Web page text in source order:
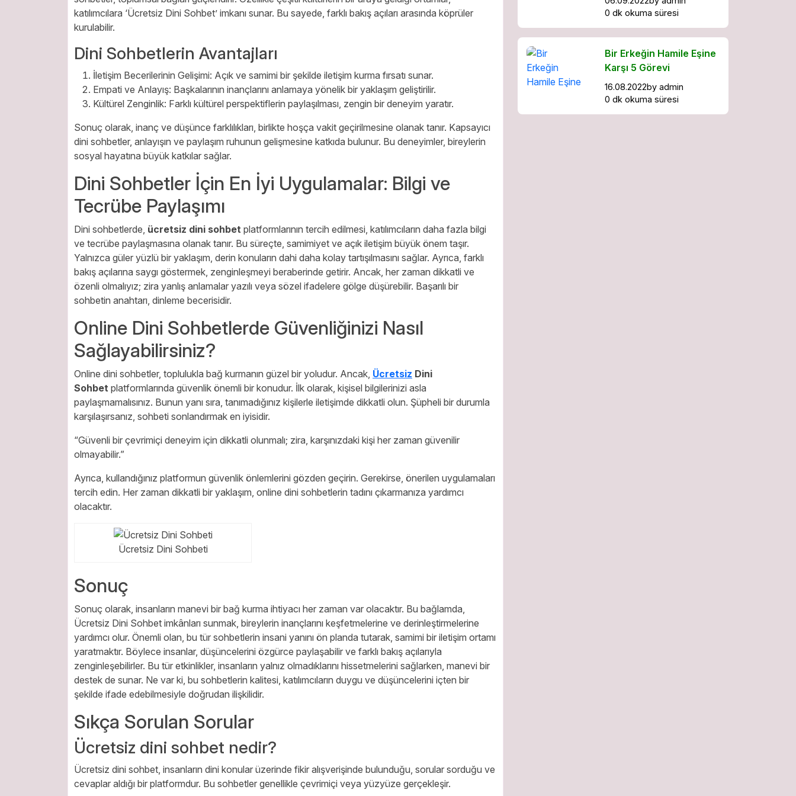
katılımcılara ‘Ücretsiz Dini Sohbet’ imkanı sunar. Bu sayede, farklı bakış açıları arasında köprüler
kurulabilir.
Dini Sohbetlerin Avantajları
İletişim Becerilerinin Gelişimi: Açık ve samimi bir şekilde iletişim kurma fırsatı sunar.
Empati ve Anlayış: Başkalarının inançlarını anlamaya yönelik bir yaklaşım geliştirilir.
Kültürel Zenginlik: Farklı kültürel perspektiflerin paylaşılması, zengin bir deneyim yaratır.
Sonuç olarak, inanç ve düşünce farklılıkları, birlikte hoşça vakit geçirilmesine olanak tanır. Kapsayıcı
dini sohbetler, anlayışın ve paylaşım ruhunun gelişmesine katkıda bulunur. Bu deneyimler, bireylerin
sosyal hayatına büyük katkılar sağlar.
Dini Sohbetler İçin En İyi Uygulamalar: Bilgi ve
Tecrübe Paylaşımı
Dini sohbetlerde, ücretsiz dini sohbet platformlarının tercih edilmesi, katılımcıların daha fazla bilgi
ve tecrübe paylaşmasına olanak tanır. Bu süreçte, samimiyet ve açık iletişim büyük önem taşır.
Yalnızca güler yüzlü bir yaklaşım, derin konuların dahi daha kolay tartışılmasını sağlar. Ayrıca, farklı
bakış açılarına saygı göstermek, zenginleşmeyi beraberinde getirir. Ancak, her zaman dikkatli ve
özenli olmalıyız; zira yanlış anlamalar yazılı veya sözel ifadelere gölge düşürebilir. Başarılı bir
sohbetin anahtarı, dinleme becerisidir.
Online Dini Sohbetlerde Güvenliğinizi Nasıl
Sağlayabilirsiniz?
Online dini sohbetler, toplulukla bağ kurmanın güzel bir yoludur. Ancak, Ücretsiz Dini
Sohbet platformlarında güvenlik önemli bir konudur. İlk olarak, kişisel bilgilerinizi asla
paylaşmamalısınız. Bunun yanı sıra, tanımadığınız kişilerle iletişimde dikkatli olun. Şüpheli bir durumla
karşılaşırsanız, sohbeti sonlandırmak en iyisidir.
“Güvenli bir çevrimiçi deneyim için dikkatli olunmalı; zira, karşınızdaki kişi her zaman güvenilir
olmayabilir.”
Ayrıca, kullandığınız platformun güvenlik önlemlerini gözden geçirin. Gerekirse, önerilen uygulamaları
tercih edin. Her zaman dikkatli bir yaklaşım, online dini sohbetlerin tadını çıkarmanıza yardımcı
olacaktır.
Ücretsiz Dini Sohbeti
Sonuç
Sonuç olarak, insanların manevi bir bağ kurma ihtiyacı her zaman var olacaktır. Bu bağlamda,
Ücretsiz Dini Sohbet imkânları sunmak, bireylerin inançlarını keşfetmelerine ve derinleştirmelerine
yardımcı olur. Önemli olan, bu tür sohbetlerin insani yanını ön planda tutarak, samimi bir iletişim ortamı
yaratmaktır. Böylece insanlar, düşüncelerini özgürce paylaşabilir ve farklı bakış açılarıyla
zenginleşebilirler. Bu tür etkinlikler, insanların yalnız olmadıklarını hissetmelerini sağlarken, manevi bir
destek de sunar. Ne var ki, bu sohbetlerin kalitesi, katılımcıların duygu ve düşüncelerini içten bir
şekilde ifade edebilmesiyle doğrudan ilişkilidir.
Sıkça Sorulan Sorular
Ücretsiz dini sohbet nedir?
Ücretsiz dini sohbet, insanların dini konular üzerinde fikir alışverişinde bulunduğu, sorular sorduğu ve
cevaplar aldığı bir platformdur. Bu sohbetler genellikle çevrimiçi veya yüzyüze gerçekleşir.
0 dk okuma süresi
Bir Erkeğin Hamile Eşine
Karşı 5 Görevi
16.08.2022by admin
0 dk okuma süresi